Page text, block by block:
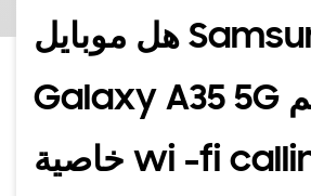
هل موبايل Samsung
Galaxy A35 5G يدعم
خاصية wi -fi calling فى